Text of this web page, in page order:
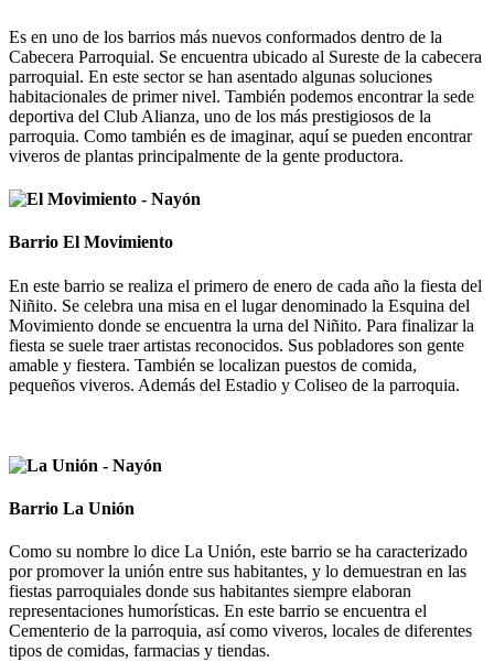
Es en uno de los barrios más nuevos conformados dentro de la
Cabecera Parroquial. Se encuentra ubicado al Sureste de la cabecera
parroquial. En este sector se han asentado algunas soluciones
habitacionales de primer nivel. También podemos encontrar la sede
deportiva del Club Alianza, uno de los más prestigiosos de la
parroquia. Como también es de imaginar, aquí se pueden encontrar
viveros de plantas principalmente de la gente productora.
Barrio El Movimiento
En este barrio se realiza el primero de enero de cada año la fiesta del
Niñito. Se celebra una misa en el lugar denominado la Esquina del
Movimiento donde se encuentra la urna del Niñito. Para finalizar la
fiesta se suele traer artistas reconocidos. Sus pobladores son gente
amable y fiestera. También se localizan puestos de comida,
pequeños viveros. Además del Estadio y Coliseo de la parroquia.
Barrio La Unión
Como su nombre lo dice La Unión, este barrio se ha caracterizado
por promover la unión entre sus habitantes, y lo demuestran en las
fiestas parroquiales donde sus habitantes siempre elaboran
representaciones humorísticas. En este barrio se encuentra el
Cementerio de la parroquia, así como viveros, locales de diferentes
tipos de comidas, farmacias y tiendas.